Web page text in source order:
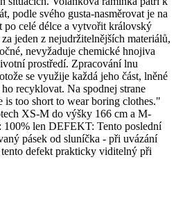
podle svého gusta-nasměrovat je na
po celé délce a vytvořit královský
jeden z nejudržitelnějších materiálů,
nevyžaduje chemické hnojiva
prostředí. Zpracování lnu
se využije každá jeho část, lněné
recyklovat. Na spodnej strane
too short to wear boring clothes."
XS-M do výšky 166 cm a M-
len DEFEKT: Tento poslední
pásek od sluníčka - při uvázání
defekt prakticky viditelný při